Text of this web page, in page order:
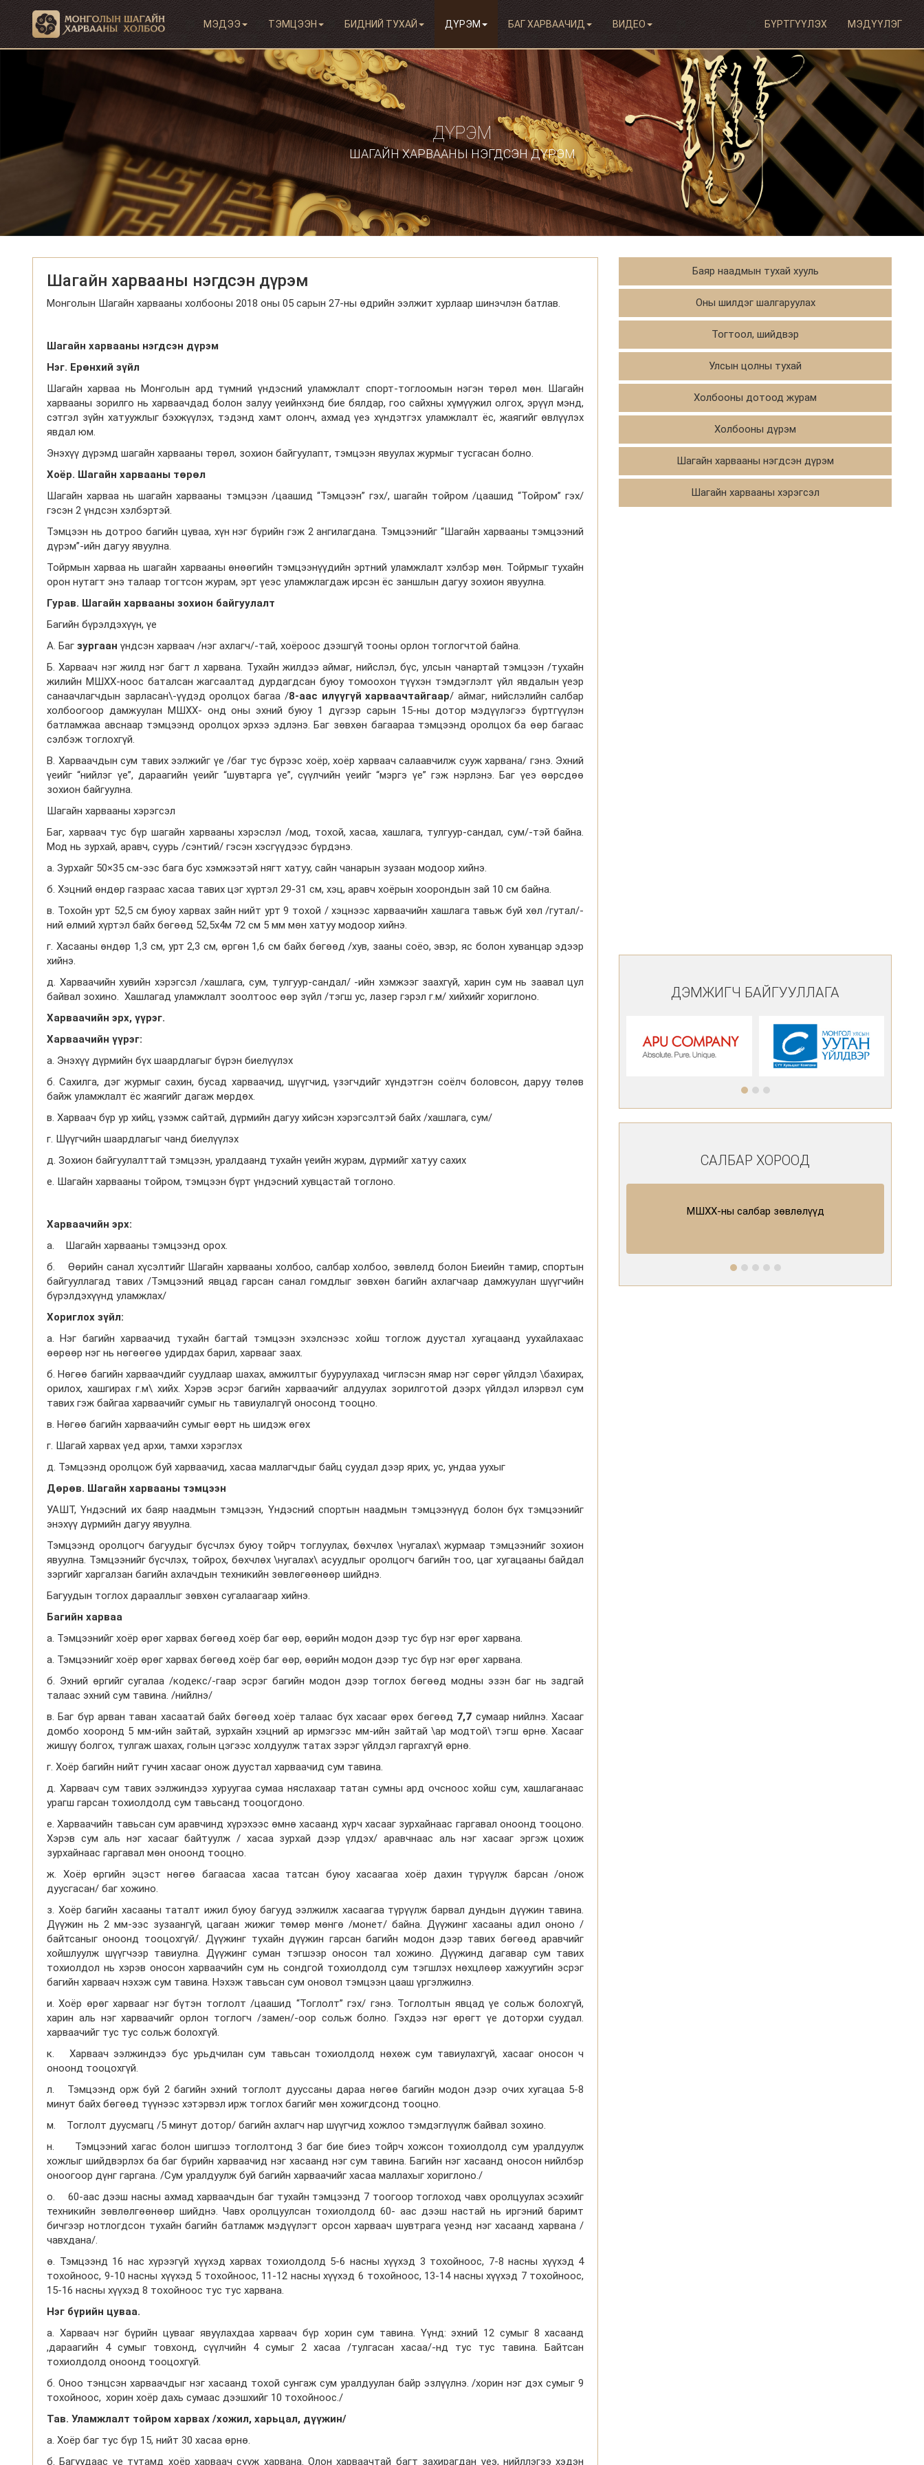
МЭДЭЭ ТЭМЦЭЭН БИДНИЙ ТУХАЙ ДҮРЭМ БАГ ХАРВААЧИД ВИДЕО БҮРТГҮҮЛЭХ МЭДҮҮЛЭГ
ДҮРЭМ
ШАГАЙН ХАРВААНЫ НЭГДСЭН ДҮРЭМ
Шагайн харвааны нэгдсэн дүрэм
Монголын Шагайн харвааны холбооны 2018 оны 05 сарын 27-ны өдрийн ээлжит хурлаар шинэчлэн батлав.
Шагайн харвааны нэгдсэн дүрэм
Нэг. Ерөнхий зүйл
Шагайн харваа нь Монголын ард түмний үндэсний уламжлалт спорт-тоглоомын нэгэн төрөл мөн. Шагайн
харвааны зорилго нь харваачдад болон залуу үеийнхэнд бие бялдар, гоо сайхны хүмүүжил олгох, эрүүл мэнд,
сэтгэл зүйн хатуужлыг бэхжүүлэх, тэдэнд хамт олонч, ахмад үеэ хүндэтгэх уламжлалт ёс, жаягийг өвлүүлэх
явдал юм.
Энэхүү дүрэмд шагайн харвааны төрөл, зохион байгуулапт, тэмцээн явуулах журмыг тусгасан болно.
Хоёр. Шагайн харвааны төрөл
Шагайн харваа нь шагайн харвааны тэмцээн /цаашид “Тэмцээн” гэх/, шагайн тойром /цаашид “Тойром” гэх/
гэсэн 2 үндсэн хэлбэртэй.
Тэмцээн нь дотроо багийн цуваа, хүн нэг бүрийн гэж 2 ангилагдана. Тэмцээнийг “Шагайн харвааны тэмцээний
дүрэм”-ийн дагуу явуулна.
Тойрмын харваа нь шагайн харвааны өнөөгийн тэмцээнүүдийн эртний уламжлалт хэлбэр мөн. Тойрмыг тухайн
орон нутагт энэ талаар тогтсон журам, эрт үеэс уламжлагдаж ирсэн ёс заншлын дагуу зохион явуулна.
Гурав. Шагайн харвааны зохион байгуулалт
Багийн бүрэлдэхүүн, үе
А. Баг зургаан үндсэн харваач /нэг ахлагч/-тай, хоёроос дээшгүй тооны орлон тоглогчтой байна.
Б. Харваач нэг жилд нэг багт л харвана. Тухайн жилдээ аймаг, нийслэл, бүс, улсын чанартай тэмцээн /тухайн
жилийн МШХХ-ноос баталсан жагсаалтад дурдагдсан буюу томоохон түүхэн тэмдэглэлт үйл явдалын үеэр
санаачлагчдын зарласан\-үүдэд оролцох багаа /8-аас илүүгүй харваачтайгаар/ аймаг, нийслэлийн салбар
холбоогоор дамжуулан МШХХ- онд оны эхний буюу 1 дүгээр сарын 15-ны дотор мэдүүлэгээ бүртгүүлэн
батламжаа авснаар тэмцээнд оролцох эрхээ эдлэнэ. Баг зөвхөн багаараа тэмцээнд оролцох ба өөр багаас
сэлбэж тоглохгүй.
В. Харваачдын сум тавих ээлжийг үе /баг тус бүрээс хоёр, хоёр харваач салаавчилж сууж харвана/ гэнэ. Эхний
үеийг “нийлэг үе”, дараагийн үеийг “шувтарга үе”, сүүлчийн үеийг “мэргэ үе” гэж нэрлэнэ. Баг үеэ өөрсдөө
зохион байгуулна.
Шагайн харвааны хэрэгсэл
Баг, харваач тус бүр шагайн харвааны хэрэслэл /мод, тохой, хасаа, хашлага, тулгуур-сандал, сум/-тэй байна.
Мод нь зурхай, аравч, суурь /сэнтий/ гэсэн хэсгүүдээс бүрдэнэ.
а. Зурхайг 50×35 см-ээс бага бус хэмжээтэй нягт хатуу, сайн чанарын зузаан модоор хийнэ.
б. Хэцний өндөр газраас хасаа тавих цэг хүртэл 29-31 см, хэц, аравч хоёрын хоорондын зай 10 см байна.
в. Тохойн урт 52,5 см буюу харвах зайн нийт урт 9 тохой / хэцнээс харваачийн хашлага тавьж буй хөл /гутал/-
ний өлмий хүртэл байх бөгөөд 52,5х4м 72 см 5 мм мөн хатуу модоор хийнэ.
г. Хасааны өндөр 1,3 см, урт 2,3 см, өргөн 1,6 см байх бөгөөд /хув, зааны соёо, эвэр, яс болон хуванцар эдээр
хийнэ.
д. Харваачийн хувийн хэрэгсэл /хашлага, сум, тулгуур-сандал/ -ийн хэмжээг заахгүй, харин сум нь заавал цул
байвал зохино. Хашлагад уламжлалт зоолтоос өөр зүйл /тэгш ус, лазер гэрэл г.м/ хийхийг хориглоно.
Харваачийн эрх, үүрэг.
Харваачийн үүрэг:
а. Энэхүү дүрмийн бүх шаардлагыг бүрэн биелүүлэх
б. Сахилга, дэг журмыг сахин, бусад харваачид, шүүгчид, үзэгчдийг хүндэтгэн соёлч боловсон, даруу төлөв
байж уламжлалт ёс жаягийг дагаж мөрдөх.
в. Харваач бүр ур хийц, үзэмж сайтай, дүрмийн дагуу хийсэн хэрэгсэлтэй байх /хашлага, сум/
г. Шүүгчийн шаардлагыг чанд биелүүлэх
д. Зохион байгуулалттай тэмцээн, уралдаанд тухайн үеийн журам, дүрмийг хатуу сахих
е. Шагайн харвааны тойром, тэмцээн бүрт үндэсний хувцастай тоглоно.
Харваачийн эрх:
а. Шагайн харвааны тэмцээнд орох.
б. Өөрийн санал хүсэлтийг Шагайн харвааны холбоо, салбар холбоо, зөвлөлд болон Биеийн тамир, спортын
байгууллагад тавих /Тэмцээний явцад гарсан санал гомдлыг зөвхөн багийн ахлагчаар дамжуулан шүүгчийн
бүрэлдэхүүнд уламжлах/
Хориглох зүйл:
а. Нэг багийн харваачид тухайн багтай тэмцээн эхэлснээс хойш тоглож дуустал хугацаанд уухайлахаас
өөрөөр нэг нь нөгөөгөө удирдах барил, харвааг заах.
б. Нөгөө багийн харваачдийг суудлаар шахах, амжилтыг бууруулахад чиглэсэн ямар нэг сөрөг үйлдэл \бахирах,
орилох, хашгирах г.м\ хийх. Хэрэв эсрэг багийн харваачийг алдуулах зорилготой дээрх үйлдэл илэрвэл сум
тавих гэж байгаа харваачийг сумыг нь тавиулалгүй оносонд тооцно.
в. Нөгөө багийн харваачийн сумыг өөрт нь шидэж өгөх
г. Шагай харвах үед архи, тамхи хэрэглэх
д. Тэмцээнд оролцож буй харваачид, хасаа маллагчдыг байц суудал дээр ярих, ус, ундаа уухыг
Дөрөв. Шагайн харвааны тэмцээн
УАШТ, Үндэсний их баяр наадмын тэмцээн, Үндэсний спортын наадмын тэмцээнүүд болон бүх тэмцээнийг
энэхүү дүрмийн дагуу явуулна.
Тэмцээнд оролцогч багуудыг бүсчлэх буюу тойрч тоглуулах, бөхчлөх \нугалах\ журмаар тэмцээнийг зохион
явуулна. Тэмцээнийг бүсчлэх, тойрох, бөхчлөх \нугалах\ асуудлыг оролцогч багийн тоо, цаг хугацааны байдал
зэргийг харгалзан багийн ахлачдын техникийн зөвлөгөөнөөр шийднэ.
Багуудын тоглох дарааллыг зөвхөн сугалаагаар хийнэ.
Багийн харваа
а. Тэмцээнийг хоёр өрөг харвах бөгөөд хоёр баг өөр, өөрийн модон дээр тус бүр нэг өрөг харвана.
а. Тэмцээнийг хоёр өрөг харвах бөгөөд хоёр баг өөр, өөрийн модон дээр тус бүр нэг өрөг харвана.
б. Эхний өргийг сугалаа /кодекс/-гаар эсрэг багийн модон дээр тоглох бөгөөд модны эзэн баг нь задгай
талаас эхний сум тавина. /нийлнэ/
в. Баг бүр арван таван хасаатай байх бөгөөд хоёр талаас бүх хасааг өрөх бөгөөд 7,7 сумаар нийлнэ. Хасааг
домбо хооронд 5 мм-ийн зайтай, зурхайн хэцний ар ирмэгээс мм-ийн зайтай \ар модтой\ тэгш өрнө. Хасааг
жишүү болгох, тулгаж шахах, голын цэгээс холдуулж татах зэрэг үйлдэл гаргахгүй өрнө.
г. Хоёр багийн нийт гучин хасааг онож дуустал харваачид сум тавина.
д. Харваач сум тавих ээлжиндээ хуруугаа сумаа няслахаар татан сумны ард очсноос хойш сум, хашлаганаас
урагш гарсан тохиолдолд сум тавьсанд тооцогдоно.
е. Харваачийн тавьсан сум аравчинд хүрэхээс өмнө хасаанд хүрч хасааг зурхайнаас гаргавал оноонд тооцоно.
Хэрэв сум аль нэг хасааг байтуулж / хасаа зурхай дээр үлдэх/ аравчнаас аль нэг хасааг эргэж цохиж
зурхайнаас гаргавал мөн оноонд тооцно.
ж. Хоёр өргийн эцэст нөгөө багаасаа хасаа татсан буюу хасаагаа хоёр дахин түрүүлж барсан /онож
дуусгасан/ баг хожино.
з. Хоёр багийн хасааны таталт ижил буюу багууд ээлжилж хасаагаа түрүүлж барвал дундын дүүжин тавина.
Дүүжин нь 2 мм-ээс зузаангүй, цагаан жижиг төмөр мөнгө /монет/ байна. Дүүжинг хасааны адил ононо /
байтсаныг оноонд тооцохгүй/. Дүүжинг тухайн дүүжин гарсан багийн модон дээр тавих бөгөөд аравчийг
хойшлуулж шүүгчээр тавиулна. Дүүжинг суман тэгшээр оносон тал хожино. Дүүжинд дагавар сум тавих
тохиолдол нь хэрэв оносон харваачийн сум нь сондгой тохиолдолд сум тэгшлэх нөхцлөөр хажуугийн эсрэг
багийн харваач нэхэж сум тавина. Нэхэж тавьсан сум оновол тэмцээн цааш үргэлжилнэ.
и. Хоёр өрөг харвааг нэг бүтэн тоглолт /цаашид “Тоглолт” гэх/ гэнэ. Тоглолтын явцад үе сольж болохгүй,
харин аль нэг харваачийг орлон тоглогч /замен/-оор сольж болно. Гэхдээ нэг өрөгт үе доторхи суудал.
харваачийг тус тус сольж болохгүй.
к. Харваач ээлжиндээ бус урьдчилан сум тавьсан тохиолдолд нөхөж сум тавиулахгүй, хасааг оносон ч
оноонд тооцохгүй.
л. Тэмцээнд орж буй 2 багийн эхний тоглолт дууссаны дараа нөгөө багийн модон дээр очих хугацаа 5-8
минут байх бөгөөд түүнээс хэтэрвэл ирж тоглох багийг мөн хожигдсонд тооцно.
м. Тоглолт дуусмагц /5 минут дотор/ багийн ахлагч нар шүүгчид хожлоо тэмдэглүүлж байвал зохино.
н. Тэмцээний хагас болон шигшээ тоглолтонд 3 баг бие биеэ тойрч хожсон тохиолдолд сум уралдуулж
хожлыг шийдвэрлэх ба баг бүрийн харваачид нэг хасаанд нэг сум тавина. Багийн нэг хасаанд оносон нийлбэр
оноогоор дүнг гаргана. /Сум уралдуулж буй багийн харваачийг хасаа маллахыг хориглоно./
о. 60-аас дээш насны ахмад харваачдын баг тухайн тэмцээнд 7 тоогоор тоглоход чавх оролцуулах эсэхийг
техникийн зөвлөлгөөнөөр шийднэ. Чавх оролцуулсан тохиолдолд 60- аас дээш настай нь иргэний баримт
бичгээр нотлогдсон тухайн багийн батламж мэдүүлэгт орсон харваач шувтрага үеэнд нэг хасаанд харвана /
чавхдана/.
ө. Тэмцээнд 16 нас хүрээгүй хүүхэд харвах тохиолдолд 5-6 насны хүүхэд 3 тохойноос, 7-8 насны хүүхэд 4
тохойноос, 9-10 насны хүүхэд 5 тохойноос, 11-12 насны хүүхэд 6 тохойноос, 13-14 насны хүүхэд 7 тохойноос,
15-16 насны хүүхэд 8 тохойноос тус тус харвана.
Нэг бүрийн цуваа.
а. Харваач нэг бүрийн цувааг явуүлахдаа харваач бүр хорин сум тавина. Үүнд: эхний 12 сумыг 8 хасаанд
,дараагийн 4 сумыг товхонд, сүүлчийн 4 сумыг 2 хасаа /тулгасан хасаа/-нд тус тус тавина. Байтсан
тохиолдолд оноонд тооцохгүй.
б. Оноо тэнцсэн харваачдыг нэг хасаанд тохой сунгаж сум уралдуулан байр эзлүүлнэ. /хорин нэг дэх сумыг 9
тохойноос, хорин хоёр дахь сумаас дээшхийг 10 тохойноос./
Тав. Уламжлалт тойром харвах /хожил, харьцал, дүүжин/
а. Хоёр баг тус бүр 15, нийт 30 хасаа өрнө.
б. Багуудаас үе тутамд хоёр харваач сууж харвана. Олон харваачтай багт захирагдан үеэ, нийллэгээ хэдэн
Баяр наадмын тухай хууль
Оны шилдэг шалгаруулах
Тогтоол, шийдвэр
Улсын цолны тухай
Холбооны дотоод журам
Холбооны дүрэм
Шагайн харвааны нэгдсэн дүрэм
Шагайн харвааны хэрэгсэл
ДЭМЖИГЧ БАЙГУУЛЛАГА
САЛБАР ХОРООД
МШХХ-ны салбар зөвлөлүүд